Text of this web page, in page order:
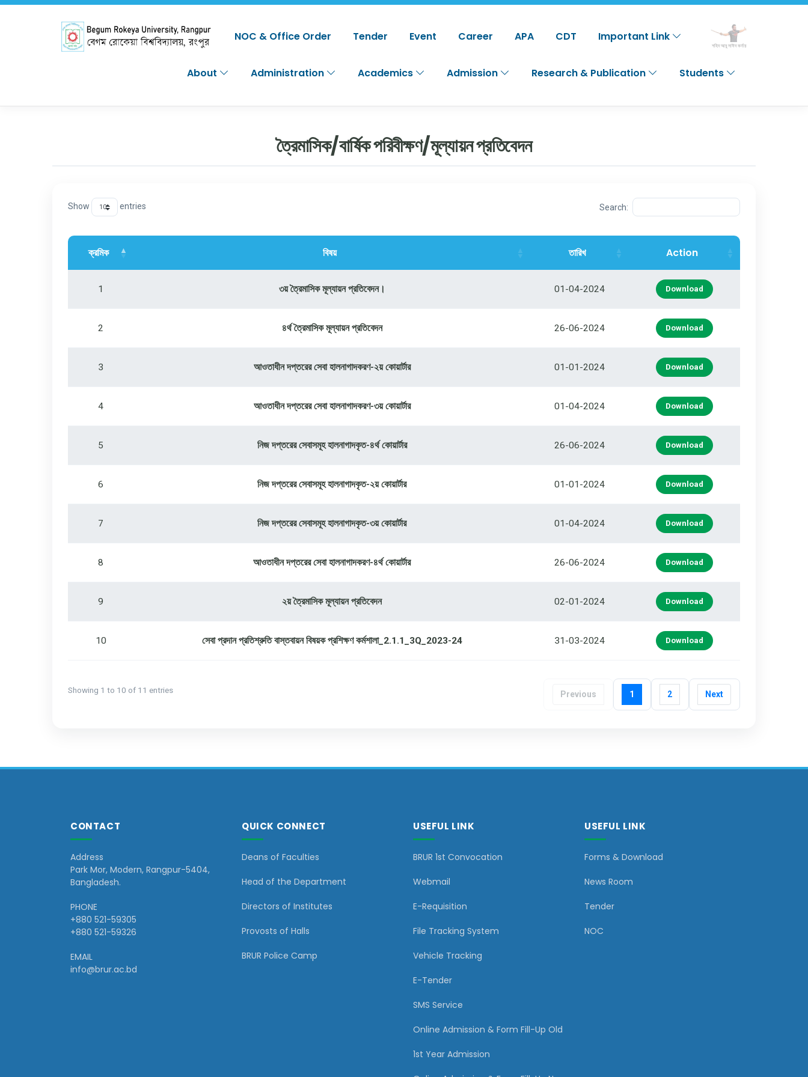
NOC & Office Order Tender Event Career APA CDT Important Link
শহিদ আবু সাঈদ কর্নার
About Administration Academics Admission Research & Publication Students
ত্রৈমাসিক/বার্ষিক পরিবীক্ষণ/মূল্যায়ন প্রতিবেদন
Show entries Search:
ক্রমিক বিষয় তারিখ Action
1 ৩য় ত্রৈমাসিক মূল্যায়ন প্রতিবেদন। 01-04-2024 Download
2 ৪র্থ ত্রৈমাসিক মূল্যায়ন প্রতিবেদন 26-06-2024 Download
3 আওতাধীন দপ্তরের সেবা হালনাগাদকরণ-২য় কোয়ার্টার 01-01-2024 Download
4 আওতাধীন দপ্তরের সেবা হালনাগাদকরণ-৩য় কোয়ার্টার 01-04-2024 Download
5 নিজ দপ্তরের সেবাসমূহ হালনাগাদকৃত-৪র্থ কোয়ার্টার 26-06-2024 Download
6 নিজ দপ্তরের সেবাসমূহ হালনাগাদকৃত-২য় কোয়ার্টার 01-01-2024 Download
7 নিজ দপ্তরের সেবাসমূহ হালনাগাদকৃত-৩য় কোয়ার্টার 01-04-2024 Download
8 আওতাধীন দপ্তরের সেবা হালনাগাদকরণ-৪র্থ কোয়ার্টার 26-06-2024 Download
9 ২য় ত্রৈমাসিক মূল্যায়ন প্রতিবেদন 02-01-2024 Download
10 সেবা প্রদান প্রতিশ্রুতি বাস্তবায়ন বিষয়ক প্রশিক্ষণ কর্মশালা_2.1.1_3Q_2023-24 31-03-2024 Download
Showing 1 to 10 of 11 entries Previous 1 2 Next
CONTACT
Address
Park Mor, Modern, Rangpur-5404,
Bangladesh.
PHONE
+880 521-59305
+880 521-59326
EMAIL
info@brur.ac.bd
QUICK CONNECT
Deans of Faculties
Head of the Department
Directors of Institutes
Provosts of Halls
BRUR Police Camp
USEFUL LINK
BRUR 1st Convocation
Webmail
E-Requisition
File Tracking System
Vehicle Tracking
E-Tender
SMS Service
Online Admission & Form Fill-Up Old
1st Year Admission
USEFUL LINK
Forms & Download
News Room
Tender
NOC